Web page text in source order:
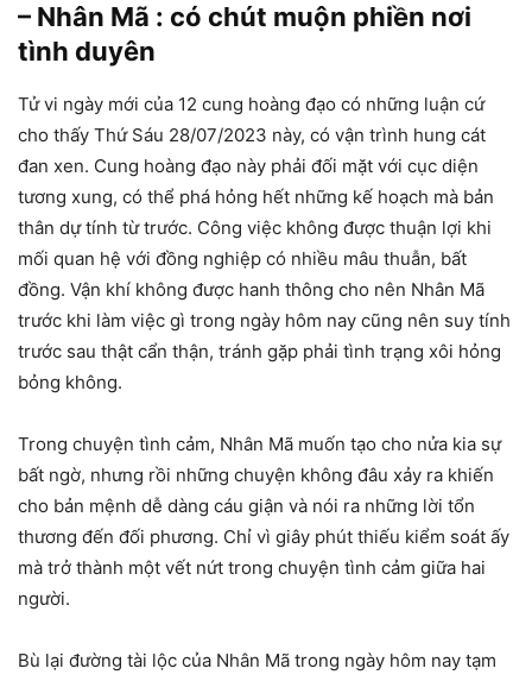
– Nhân Mã : có chút muộn phiền nơi
tình duyên
Tử vi ngày mới của 12 cung hoàng đạo có những luận cứ
cho thấy Thứ Sáu 28/07/2023 này, có vận trình hung cát
đan xen. Cung hoàng đạo này phải đối mặt với cục diện
tương xung, có thể phá hỏng hết những kế hoạch mà bản
thân dự tính từ trước. Công việc không được thuận lợi khi
mối quan hệ với đồng nghiệp có nhiều mâu thuẫn, bất
đồng. Vận khí không được hanh thông cho nên Nhân Mã
trước khi làm việc gì trong ngày hôm nay cũng nên suy tính
trước sau thật cẩn thận, tránh gặp phải tình trạng xôi hỏng
bỏng không.
Trong chuyện tình cảm, Nhân Mã muốn tạo cho nửa kia sự
bất ngờ, nhưng rồi những chuyện không đâu xảy ra khiến
cho bản mệnh dễ dàng cáu giận và nói ra những lời tổn
thương đến đối phương. Chỉ vì giây phút thiếu kiểm soát ấy
mà trở thành một vết nứt trong chuyện tình cảm giữa hai
người.
Bù lại đường tài lộc của Nhân Mã trong ngày hôm nay tạm